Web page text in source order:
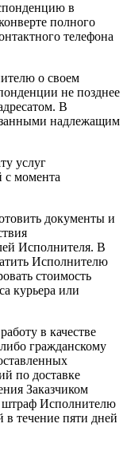
в
полного
телефона
о своем
не позднее
В
надлежащим
услуг
с момента
документы и
Исполнителя. В
Исполнителю
стоимость
курьера или
в качестве
гражданскому
по доставке
Заказчиком
штраф Исполнителю
в течение пяти дней